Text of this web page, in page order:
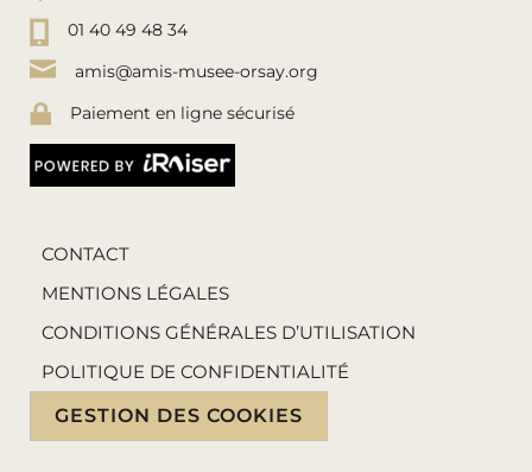
01 40 49 48 34
amis@amis-musee-orsay.org
Paiement en ligne sécurisé
CONTACT
MENTIONS LÉGALES
CONDITIONS GÉNÉRALES D’UTILISATION
POLITIQUE DE CONFIDENTIALITÉ
GESTION DES COOKIES